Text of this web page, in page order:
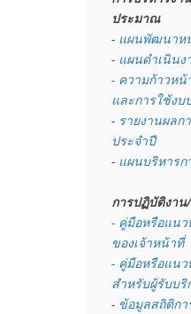
ประมาณ
- แผนพัฒนาห
- แผนดำเนินง
- ความก้าวหน้
และการใช้ง
- รายงานผลก
ประจำปี
- แผนบริหาร
การปฏิบัติงาน
- คู่มือหรือแน
ของเจ้าหน้าที่
- คู่มือหรือแนว
สำหรับผู้รับบริ
- ข้อมูลสถิติกา